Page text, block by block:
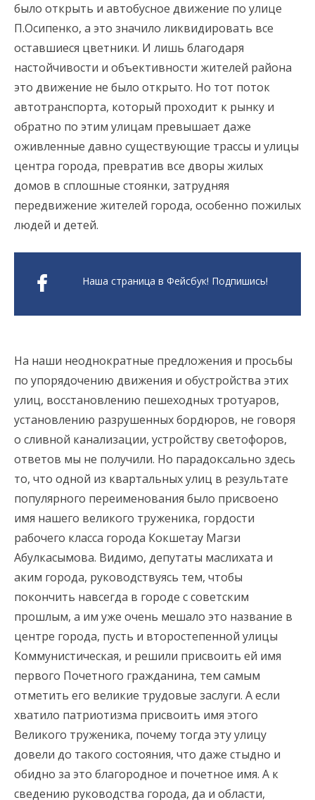
было открыть и автобусное движение по улице
П.Осипенко, а это значило ликвидировать все
оставшиеся цветники. И лишь благодаря
настойчивости и объективности жителей района
это движение не было открыто. Но тот поток
автотранспорта, который проходит к рынку и
обратно по этим улицам превышает даже
оживленные давно существующие трассы и улицы
центра города, превратив все дворы жилых
домов в сплошные стоянки, затрудняя
передвижение жителей города, особенно пожилых
людей и детей.
Наша страница в Фейсбук! Подпишись!
На наши неоднократные предложения и просьбы
по упорядочению движения и обустройства этих
улиц, восстановлению пешеходных тротуаров,
установлению разрушенных бордюров, не говоря
о сливной канализации, устройству светофоров,
ответов мы не получили. Но парадоксально здесь
то, что одной из квартальных улиц в результате
популярного переименования было присвоено
имя нашего великого труженика, гордости
рабочего класса города Кокшетау Магзи
Абулкасымова. Видимо, депутаты маслихата и
аким города, руководствуясь тем, чтобы
покончить навсегда в городе с советским
прошлым, а им уже очень мешало это название в
центре города, пусть и второстепенной улицы
Коммунистическая, и решили присвоить ей имя
первого Почетного гражданина, тем самым
отметить его великие трудовые заслуги. А если
хватило патриотизма присвоить имя этого
Великого труженика, почему тогда эту улицу
довели до такого состояния, что даже стыдно и
обидно за это благородное и почетное имя. А к
сведению руководства города, да и области,